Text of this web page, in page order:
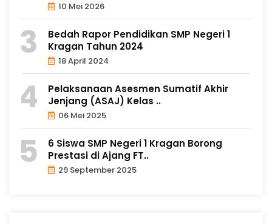
10 Mei 2026
Bedah Rapor Pendidikan SMP Negeri 1
Kragan Tahun 2024
18 April 2024
Pelaksanaan Asesmen Sumatif Akhir
Jenjang (ASAJ) Kelas ..
06 Mei 2025
6 Siswa SMP Negeri 1 Kragan Borong
Prestasi di Ajang FT..
29 September 2025